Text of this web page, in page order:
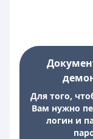
Для того,
Вам нужно
логин и